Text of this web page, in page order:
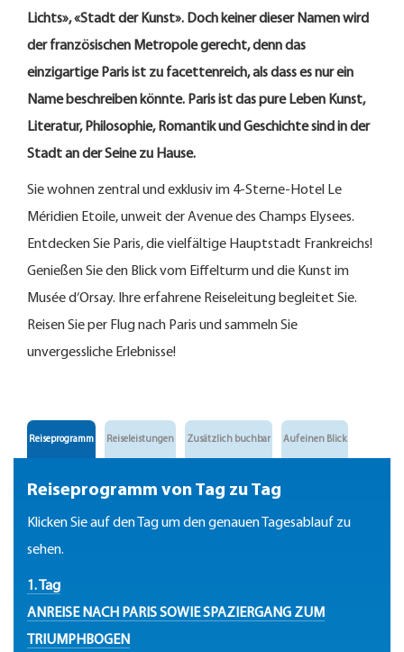
Lichts», «Stadt der Kunst». Doch keiner dieser Namen wird
der französischen Metropole gerecht, denn das
einzigartige Paris ist zu facettenreich, als dass es nur ein
Name beschreiben könnte. Paris ist das pure Leben Kunst,
Literatur, Philosophie, Romantikund Geschichte sind in der
Stadt an der Seine zu Hause.
Sie wohnen zentral und exklusiv im 4-Sterne-Hotel Le
Méridien Etoile, unweit der Avenue des Champs Elysees.
Entdecken Sie Paris, die vielfältige Hauptstadt Frankreichs!
Genießen Sie den Blick vom Eiffelturm und die Kunst im
Musée d‘Orsay. Ihre erfahrene Reiseleitung begleitet Sie.
Reisen Sie per Flug nach Paris und sammeln Sie
unvergessliche Erlebnisse!
Reiseprogramm Reiseleistungen Zusätzlich buchbar Auf einen Blick
Reiseprogramm von Tag zu Tag
Klicken Sie auf den Tag um den genauen Tagesablauf zu
sehen.
1. Tag
ANREISE NACH PARIS SOWIE SPAZIERGANG ZUM
TRIUMPHBOGEN